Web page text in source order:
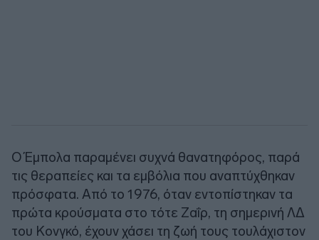
Ο Έμπολα παραμένει συχνά θανατηφόρος, παρά
τις θεραπείες και τα εμβόλια που αναπτύχθηκαν
πρόσφατα. Από το 1976, όταν εντοπίστηκαν τα
πρώτα κρούσματα στο τότε Ζαΐρ, τη σημερινή ΛΔ
του Κονγκό, έχουν χάσει τη ζωή τους τουλάχιστον